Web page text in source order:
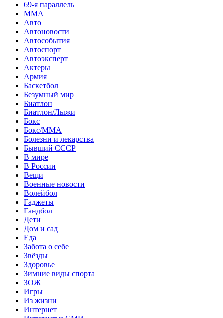
69-я параллель
MMA
Авто
Автоновости
Автособытия
Автоспорт
Автоэксперт
Актеры
Армия
Баскетбол
Безумный мир
Биатлон
Биатлон/Лыжи
Бокс
Бокс/MMA
Болезни и лекарства
Бывший СССР
В мире
В России
Вещи
Военные новости
Волейбол
Гаджеты
Гандбол
Дети
Дом и сад
Еда
Забота о себе
Звёзды
Здоровье
Зимние виды спорта
ЗОЖ
Игры
Из жизни
Интернет